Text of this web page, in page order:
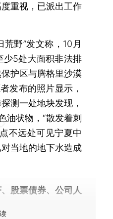
重视，已派出工作
野”发文称，10月
少5处大面积非法排
护区与腾格里沙漠
发布的照片显示，
测一处地块发现，
油状物，“散发着刺
不远处可见宁夏中
当地的地下水造成
股票债券、公司人